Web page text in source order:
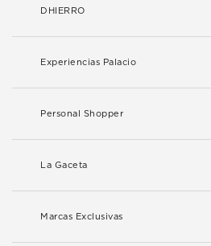
DHIERRO
Experiencias Palacio
Personal Shopper
La Gaceta
Marcas Exclusivas